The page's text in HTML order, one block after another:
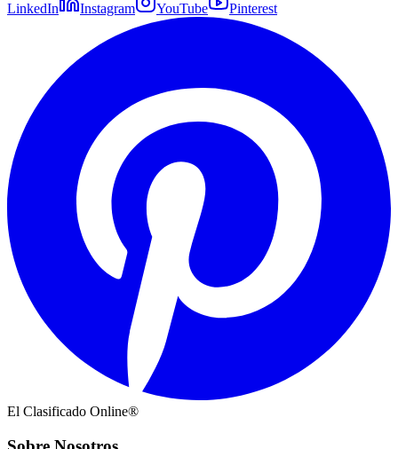
LinkedIn Instagram YouTube Pinterest
El Clasificado Online®